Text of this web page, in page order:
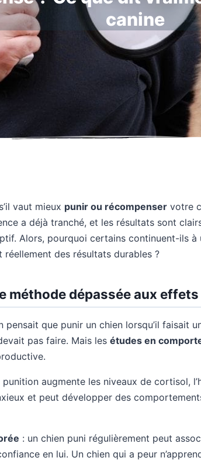
canine
vaut mieux punir ou récompenser votre
a déjà tranché, et les résultats sont
Alors, pourquoi certains continuent-ils à
réellement des résultats durables ?
méthode dépassée aux
pensait que punir un chien lorsqu’il faisait
pas faire. Mais les études en
punition augmente les niveaux de cortisol,
et peut développer des
: un chien puni régulièrement peut
en lui. Un chien qui a peur